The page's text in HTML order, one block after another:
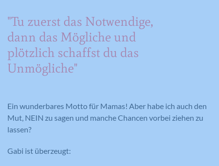
"Tu zuerst das Notwendige,
dann das Mögliche und
plötzlich schaffst du das
Unmögliche"
Ein wunderbares Motto für Mamas! Aber habe ich auch den
Mut, NEIN zu sagen und manche Chancen vorbei ziehen zu
lassen?
Gabi ist überzeugt: